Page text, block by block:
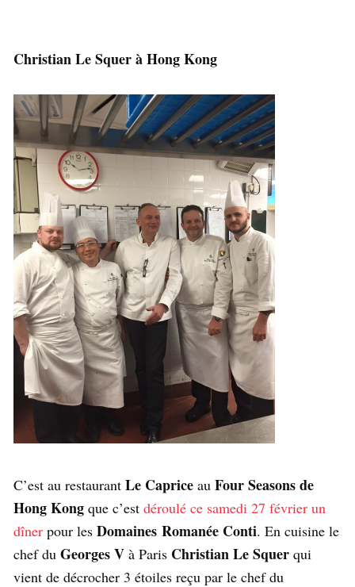
Christian Le Squer à Hong Kong
C’est au restaurant Le Caprice au Four Seasons de
Hong Kong que c’est déroulé ce samedi 27 février un
dîner pour les Domaines Romanée Conti. En cuisine le
chef du Georges V à Paris Christian Le Squer qui
vient de décrocher 3 étoiles reçu par le chef du